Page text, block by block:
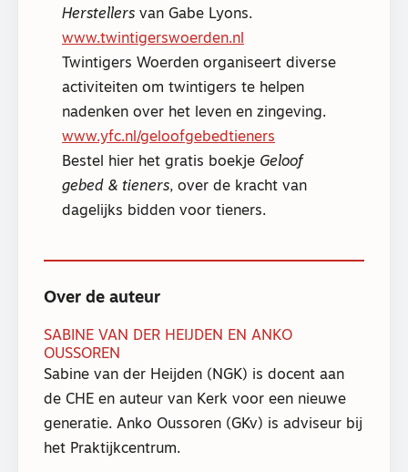
Herstellers van Gabe Lyons.
www.twintigerswoerden.nl
Twintigers Woerden organiseert diverse
activiteiten om twintigers te helpen
nadenken over het leven en zingeving.
www.yfc.nl/geloofgebedtieners
Bestel hier het gratis boekje Geloof
gebed & tieners, over de kracht van
dagelijks bidden voor tieners.
Over de auteur
SABINE VAN DER HEIJDEN EN ANKO
OUSSOREN
Sabine van der Heijden (NGK) is docent aan
de CHE en auteur van Kerk voor een nieuwe
generatie. Anko Oussoren (GKv) is adviseur bij
het Praktijkcentrum.